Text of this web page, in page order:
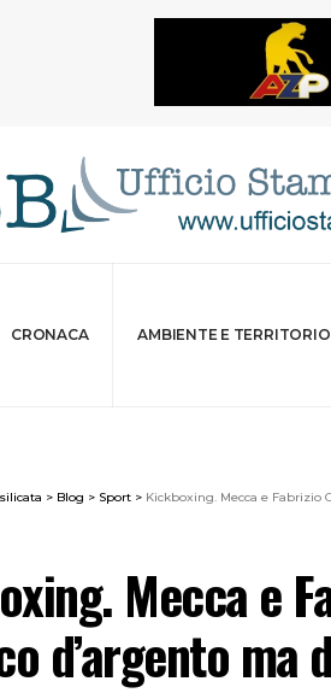
CRONACA AMBIENTE E TERRITORIO
> Blog > Sport > Kickboxing. Mecca e Fabrizio
Mecca e
d’argento ma